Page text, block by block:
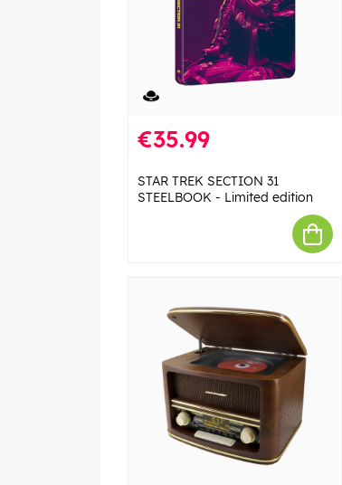
€35.99
STAR TREK SECTION 31
STEELBOOK - Limited edition